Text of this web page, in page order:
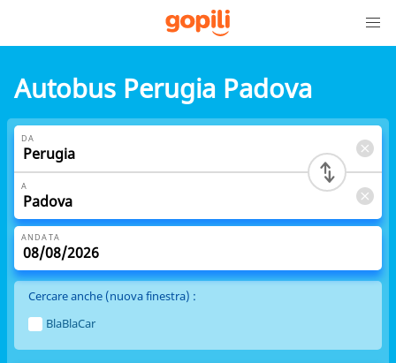
Autobus Perugia Padova
DA
A
ANDATA
Cercare anche (nuova finestra) :
BlaBlaCar